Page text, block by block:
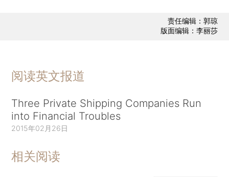
责任编辑：郭琼
版面编辑：李丽莎
阅读英文报道
Three Private Shipping Companies Run
into Financial Troubles
2015年02月26日
相关阅读